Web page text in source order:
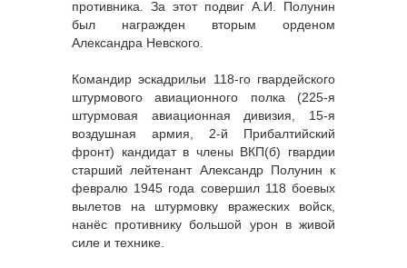
противника. За этот подвиг А.И. Полунин
был награжден вторым орденом
Александра Невского.
Командир эскадрильи 118-го гвардейского
штурмового авиационного полка (225-я
штурмовая авиационная дивизия, 15-я
воздушная армия, 2-й Прибалтийский
фронт) кандидат в члены ВКП(б) гвардии
старший лейтенант Александр Полунин к
февралю 1945 года совершил 118 боевых
вылетов на штурмовку вражеских войск,
нанёс противнику большой урон в живой
силе и технике.